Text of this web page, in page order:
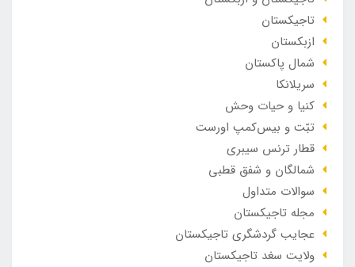
تاجیکستان
ازبکستان
شمال پاکستان
سریلانکا
کنیا و حیات وحش
تبّت و بیس‌کمپ اورست
قطار ترنس سیبری
شمالگان و شفق قطبی
سوالات متداول
مجله تاجیکستان
عجایب گردشگری تاجیکستان
ولایت سغد تاجیکستان